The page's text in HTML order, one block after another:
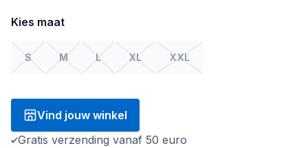
Kies maat
S M L XL XXL
Vind jouw winkel
Gratis verzending vanaf 50 euro